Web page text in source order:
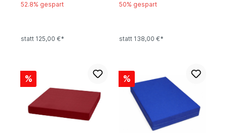
52.8% gespart
statt 125,00 €*
50% gespart
statt 138,00 €*
% %